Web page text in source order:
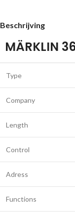
Beschrijving
MÄRKLIN
Type
Company
Length
Control
Adress
Functions